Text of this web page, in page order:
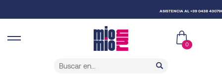
ASISTENCIA AL +39 0438 430796
0